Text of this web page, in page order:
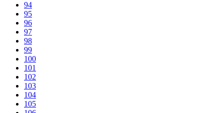
94
95
96
97
98
99
100
101
102
103
104
105